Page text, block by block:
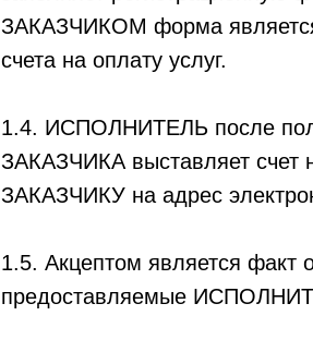
ЗАКАЗЧИКОМ форма
счета на оплату услуг.
1.4. ИСПОЛНИТЕЛЬ после
ЗАКАЗЧИКА выставляет счет
ЗАКАЗЧИКУ на адрес
1.5. Акцептом является
предоставляемые